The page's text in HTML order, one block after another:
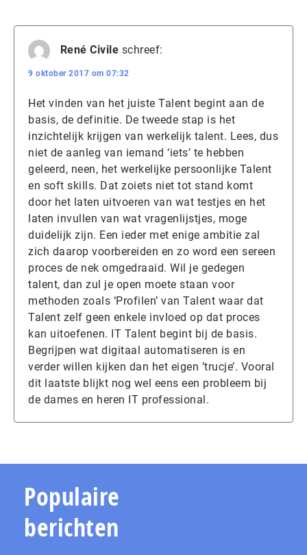
René Civile schreef:
9 oktober 2017 om 07:32
Het vinden van het juiste Talent begint aan de
basis, de definitie. De tweede stap is het
inzichtelijk krijgen van werkelijk talent. Lees, dus
niet de aanleg van iemand ‘iets’ te hebben
geleerd, neen, het werkelijke persoonlijke Talent
en soft skills. Dat zoiets niet tot stand komt
door het laten uitvoeren van wat testjes en het
laten invullen van wat vragenlijstjes, moge
duidelijk zijn. Een ieder met enige ambitie zal
zich daarop voorbereiden en zo word een sereen
proces de nek omgedraaid. Wil je gedegen
talent, dan zul je open moete staan voor
methoden zoals ‘Profilen’ van Talent waar dat
Talent zelf geen enkele invloed op dat proces
kan uitoefenen. IT Talent begint bij de basis.
Begrijpen wat digitaal automatiseren is en
verder willen kijken dan het eigen ’trucje’. Vooral
dit laatste blijkt nog wel eens een probleem bij
de dames en heren IT professional.
Populaire
berichten